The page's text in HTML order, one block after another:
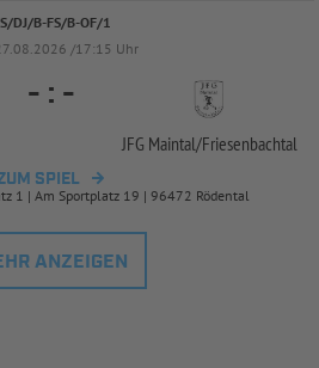
DJ/B-FS/B-OF/1
/17:15 Uhr
- : -
JFG Maintal/Friesenbachtal
SPIEL
1 | Am Sportplatz 19 | 96472 Rödental
ANZEIGEN